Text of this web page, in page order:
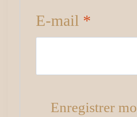
E-mail *
Enregistrer